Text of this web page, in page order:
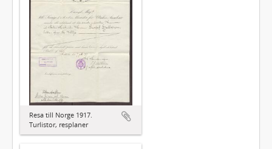
Resa till Norge 1917.
Turlistor, resplaner